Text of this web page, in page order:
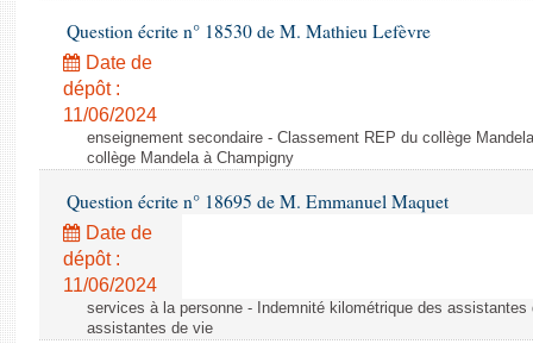
Question écrite n° 18530 de M. Mathieu Lefèvre
Date de
dépôt :
11/06/2024
enseignement secondaire - Classement REP du collège
collège Mandela à Champigny
Question écrite n° 18695 de M. Emmanuel Maquet
Date de
dépôt :
11/06/2024
services à la personne - Indemnité kilométrique des
assistantes de vie